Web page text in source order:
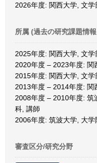
2026年度: 関西大学, 文学
所属 (過去の研究課題情
2025年度: 関西大学, 文学
2020年度 – 2023年度: 関
2015年度: 関西大学, 文学
2013年度 – 2014年度: 関
2008年度 – 2010年度: 筑
科, 講師
2006年度: 筑波大学, 大
審査区分/研究分野